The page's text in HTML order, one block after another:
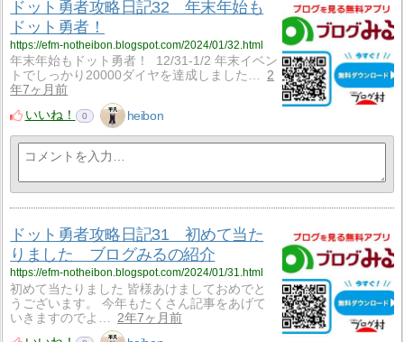
ドット勇者攻略日記32 年末年始も
ドット勇者！
https://efm-notheibon.blogspot.com/2024/01/32.html
年末年始もドット勇者！ 12/31-1/2 年末イベン
トでしっかり20000ダイヤを達成しました…
2
年7ヶ月前
いいね！
0 heibon
ドット勇者攻略日記31 初めて当た
りました ブログみるの紹介
https://efm-notheibon.blogspot.com/2024/01/31.html
初めて当たりました 皆様あけましておめでと
うございます。 今年もたくさん記事をあげて
いきますのでよ…
2年7ヶ月前